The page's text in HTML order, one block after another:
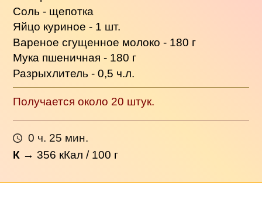
Соль - щепотка
Яйцо куриное - 1 шт.
Вареное сгущенное молоко - 180 г
Мука пшеничная - 180 г
Разрыхлитель - 0,5 ч.л.
Получается около 20 штук.
0 ч. 25 мин.
К →356 кКал / 100 г